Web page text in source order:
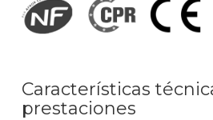
Características
prestaciones